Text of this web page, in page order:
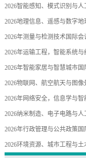
2026智能感知、模式识别与人
2026地理信息、遥感与数字地
2026年测量与检测技术国际会
2026年运输工程，智能系统与
2026年智能家居与智慧城市国
2026物联网、航空航天与图像
2026年网络安全，信息学与智
2026纳米制造、电子电路与人
2026年行政管理与公共政策国
2026环境资源、城市工程与土